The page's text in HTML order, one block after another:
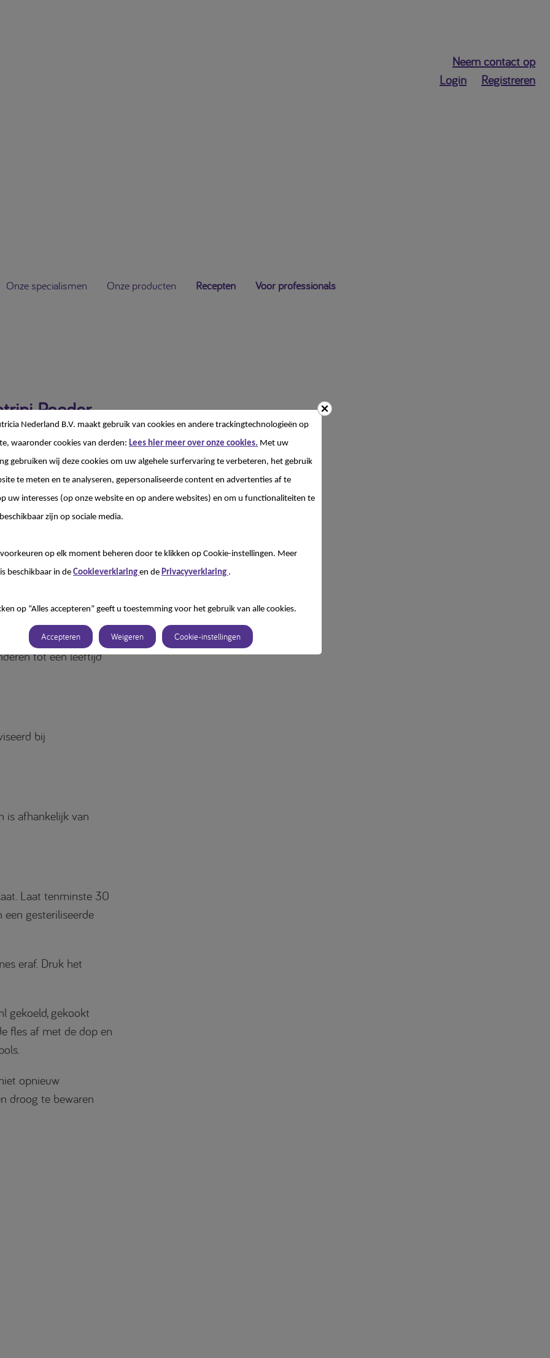
Neem contact op
Login
Registreren
Onze specialismen Onze producten Recepten Voor professionals
Poeder
bij ziektegerelateerde ondervoeding en groeiachterstand bij zuigelingen vanaf
zuigelingen met
tot een leeftijd
bij
is afhankelijk van
Laat tenminste 30
gesteriliseerde
eraf. Druk het
gekoeld, gekookt
fles af met de dop en
opnieuw
droog te bewaren
Nederland B.V. maakt gebruik van cookies en andere trackingtechnologieën op
waaronder cookies van derden: Lees hier meer over onze cookies. Met uw
gebruiken wij deze cookies om uw algehele surfervaring te verbeteren, het gebruik
te meten en te analyseren, gepersonaliseerde content en advertenties af te
uw interesses (op onze website en op andere websites) en om u functionaliteiten te
zijn op sociale media.
op elk moment beheren door te klikken op Cookie-instellingen. Meer
beschikbaar in de Cookieverklaring en de Privacyverklaring .
op “Alles accepteren” geeft u toestemming voor het gebruik van alle cookies.
Accepteren Weigeren Cookie-instellingen